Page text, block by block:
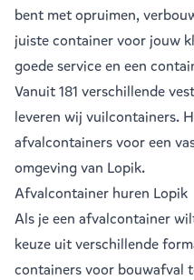
bent met opruimen,
juiste container voor jouw
goede service en een
Vanuit181 verschillende
leveren wij vuilcontainers.
afvalcontainers voor een
omgeving van Lopik.
Afvalcontainer huren Lopik
Als je een afvalcontainer
keuze uit verschillende
containers voor bouwafval